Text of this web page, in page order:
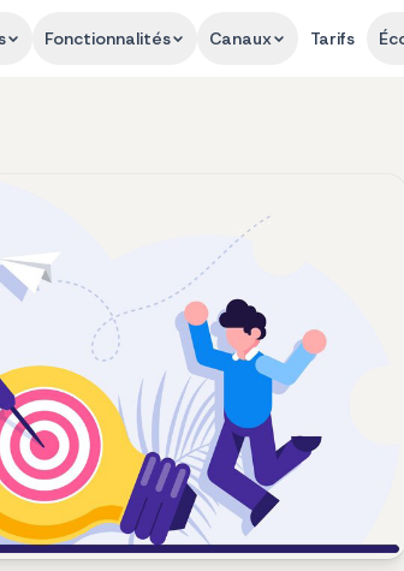
Fonctionnalités Canaux Tarifs